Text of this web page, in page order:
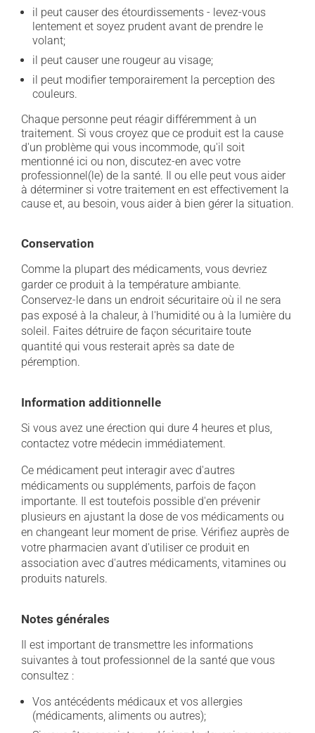
il peut causer des étourdissements - levez-vous
lentement et soyez prudent avant de prendre le
volant;
il peut causer une rougeur au visage;
il peut modifier temporairement la perception des
couleurs.
Chaque personne peut réagir différemment à un
traitement. Si vous croyez que ce produit est la cause
d'un problème qui vous incommode, qu'il soit
mentionné ici ou non, discutez-en avec votre
professionnel(le) de la santé. Il ou elle peut vous aider
à déterminer si votre traitement en est effectivement la
cause et, au besoin, vous aider à bien gérer la situation.
Conservation
Comme la plupart des médicaments, vous devriez
garder ce produit à la température ambiante.
Conservez-le dans un endroit sécuritaire où il ne sera
pas exposé à la chaleur, à l'humidité ou à la lumière du
soleil. Faites détruire de façon sécuritaire toute
quantité qui vous resterait après sa date de
péremption.
Information additionnelle
Si vous avez une érection qui dure 4 heures et plus,
contactez votre médecin immédiatement.
Ce médicament peut interagir avec d'autres
médicaments ou suppléments, parfois de façon
importante. Il est toutefois possible d'en prévenir
plusieurs en ajustant la dose de vos médicaments ou
en changeant leur moment de prise. Vérifiez auprès de
votre pharmacien avant d'utiliser ce produit en
association avec d'autres médicaments, vitamines ou
produits naturels.
Notes générales
Il est important de transmettre les informations
suivantes à tout professionnel de la santé que vous
consultez :
Vos antécédents médicaux et vos allergies
(médicaments, aliments ou autres);